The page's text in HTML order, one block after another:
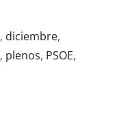
, diciembre,
, plenos, PSOE,